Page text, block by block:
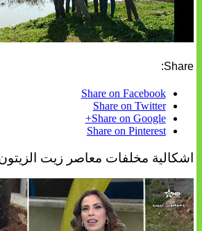
Share:
Share on Facebook
Share on Twitter
Share on Google+
Share on Pinterest
اشكالية مخلفات معاصر زيت الزيتون